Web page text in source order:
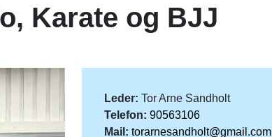
Karate og BJJ
Leder: Tor Arne Sandholt
Telefon: 90563106
Mail: torarnesandholt@gmail.com